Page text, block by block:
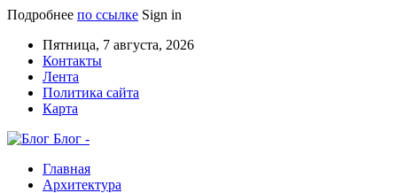
Подробнее по ссылке Sign in
Пятница, 7 августа, 2026
Контакты
Лента
Политика сайта
Карта
Блог -
Главная
Архитектура